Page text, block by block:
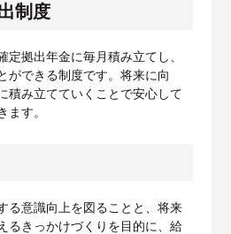
制度
定拠出年金に毎月積み立てし、
ができる制度です。将来に向
積み立てていくことで安心して
ます。
る意識向上を図ることと、将来
るきっかけづくりを目的に、給